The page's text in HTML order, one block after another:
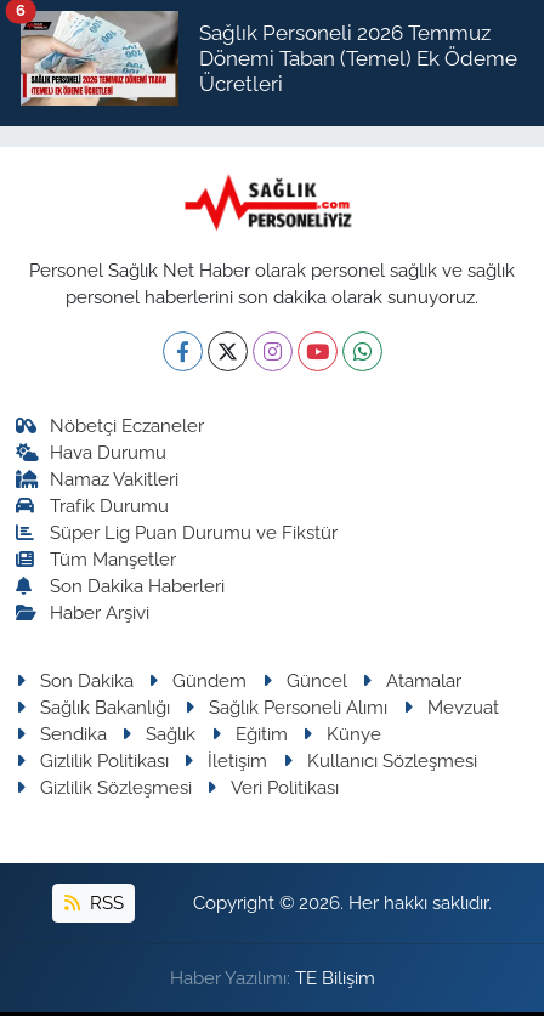
Sağlık Personeli 2026 Temmuz
Dönemi Taban (Temel) Ek Ödeme
Ücretleri
6
Personel Sağlık Net Haber olarak personel sağlık ve sağlık
personel haberlerini son dakika olarak sunuyoruz.
Nöbetçi Eczaneler
Hava Durumu
Namaz Vakitleri
Trafik Durumu
Süper Lig Puan Durumu ve Fikstür
Tüm Manşetler
Son Dakika Haberleri
Haber Arşivi
Son Dakika Gündem Güncel
Atamalar
Sağlık Bakanlığı
Sağlık Personeli Alımı
Mevzuat
Sendika
Sağlık Eğitim
Künye
Gizlilik Politikası
İletişim
Kullanıcı Sözleşmesi
Gizlilik Sözleşmesi
Veri Politikası
RSS Copyright © 2026. Her hakkı saklıdır.
Haber Yazılımı: TE Bilişim